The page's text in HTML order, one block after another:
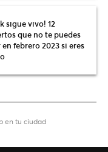
sigue vivo! 12
que no te puedes
en febrero 2023 si eres
en tu ciudad